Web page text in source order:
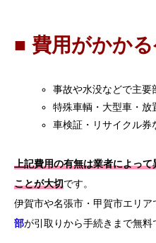
■ 費用がかか
事故や水没などで主要
特殊車輌・大型車・放
車検証・リサイクル券
上記費用の有無は業者によっ
ことが大切です。
伊賀市や名張市・甲賀市エリア
部が引取りから手続きまで無料